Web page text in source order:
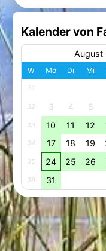
Kalender von
August
W Mo Di Mi
31
32 3 4 5
33 10 11 12
34 17 18 19
35 24 25 26
36 31